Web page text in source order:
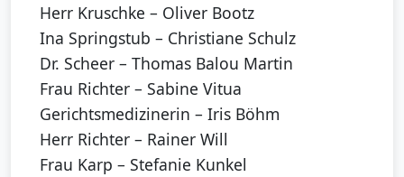
Herr Kruschke – Oliver Bootz
Ina Springstub – Christiane Schulz
Dr. Scheer – Thomas Balou Martin
Frau Richter – Sabine Vitua
Gerichtsmedizinerin – Iris Böhm
Herr Richter – Rainer Will
Frau Karp – Stefanie Kunkel